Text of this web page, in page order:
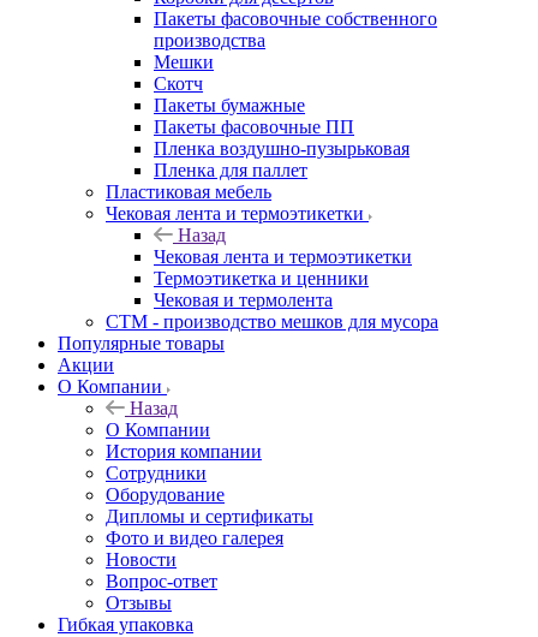
Пакеты фасовочные собственного
производства
Мешки
Скотч
Пакеты бумажные
Пакеты фасовочные ПП
Пленка воздушно-пузырьковая
Пленка для паллет
Пластиковая мебель
Чековая лента и термоэтикетки
Назад
Чековая лента и термоэтикетки
Термоэтикетка и ценники
Чековая и термолента
СТМ - производство мешков для мусора
Популярные товары
Акции
О Компании
Назад
О Компании
История компании
Сотрудники
Оборудование
Дипломы и сертификаты
Фото и видео галерея
Новости
Вопрос-ответ
Отзывы
Гибкая упаковка